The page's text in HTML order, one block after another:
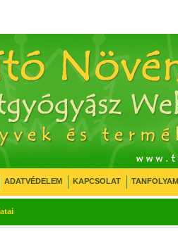
ADATVÉDELEM KAPCSOLAT